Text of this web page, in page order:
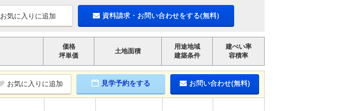
お気に入りに追加 資料請求・お問い合わせをする(無料)
価格
坪単価
土地面積
用途地域
建築条件
建ぺい率
容積率
お気に入りに追加 見学予約をする お問い合わせ(無料)